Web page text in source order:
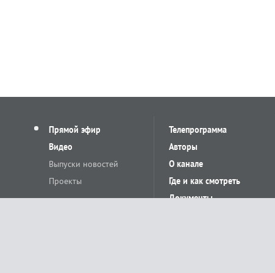
Прямой эфир
Видео
Выпуски новостей
Проекты
Телепрограмма
Авторы
О канале
Где и как смотреть
Документы